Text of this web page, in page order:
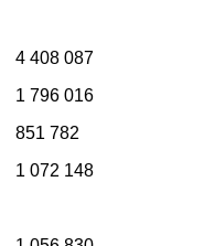
4 408 087
1 796 016
851 782
1 072 148